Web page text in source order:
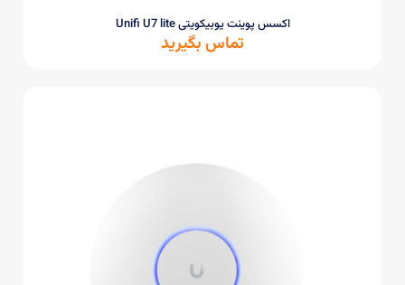
اکسس پوینت یوبیکویتی Unifi U7 lite
تماس بگیرید